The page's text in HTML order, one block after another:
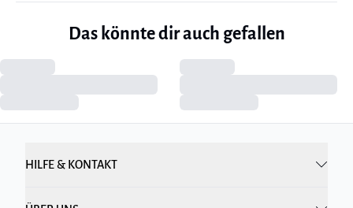
Das könnte dir auch gefallen
HILFE & KONTAKT